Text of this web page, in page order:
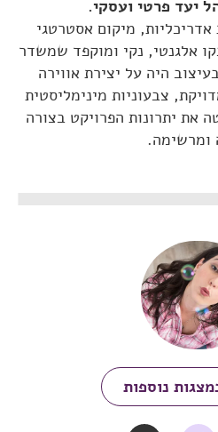
יעד פרטי ועסקי.
מיקום אסטרטגי
אלגנטי, נקי ומוקפד שמשדר
היה על יצירת אווירה
צבעוניות מינימליסטית
את יתרונות הפרויקט בצורה
ומרשימה.
נוספות